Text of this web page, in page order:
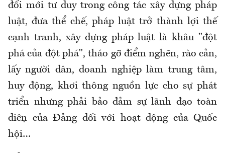
đổi mới tư duy trong công tác xây dựng pháp
luật, đưa thể chế, pháp luật trở thành lợi thế
cạnh tranh, xây dựng pháp luật là khâu "đột
phá của đột phá", tháo gỡ điểm nghẽn, rào cản,
lấy người dân, doanh nghiệp làm trung tâm,
huy động, khơi thông nguồn lực cho sự phát
triển nhưng phải bảo đảm sự lãnh đạo toàn
diện của Đảng đối với hoạt động của Quốc
hội…